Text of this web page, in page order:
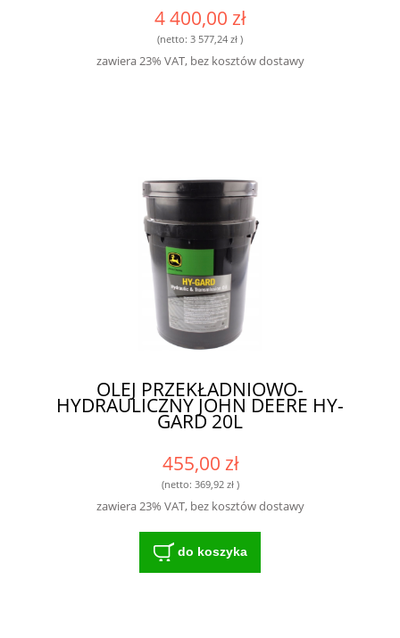
4 400,00 zł
(netto: 3 577,24 zł )
zawiera 23% VAT, bez kosztów dostawy
OLEJ PRZEKŁADNIOWO-
HYDRAULICZNY JOHN DEERE HY-
GARD 20L
455,00 zł
(netto: 369,92 zł)
zawiera 23% VAT, bez kosztów dostawy
do koszyka